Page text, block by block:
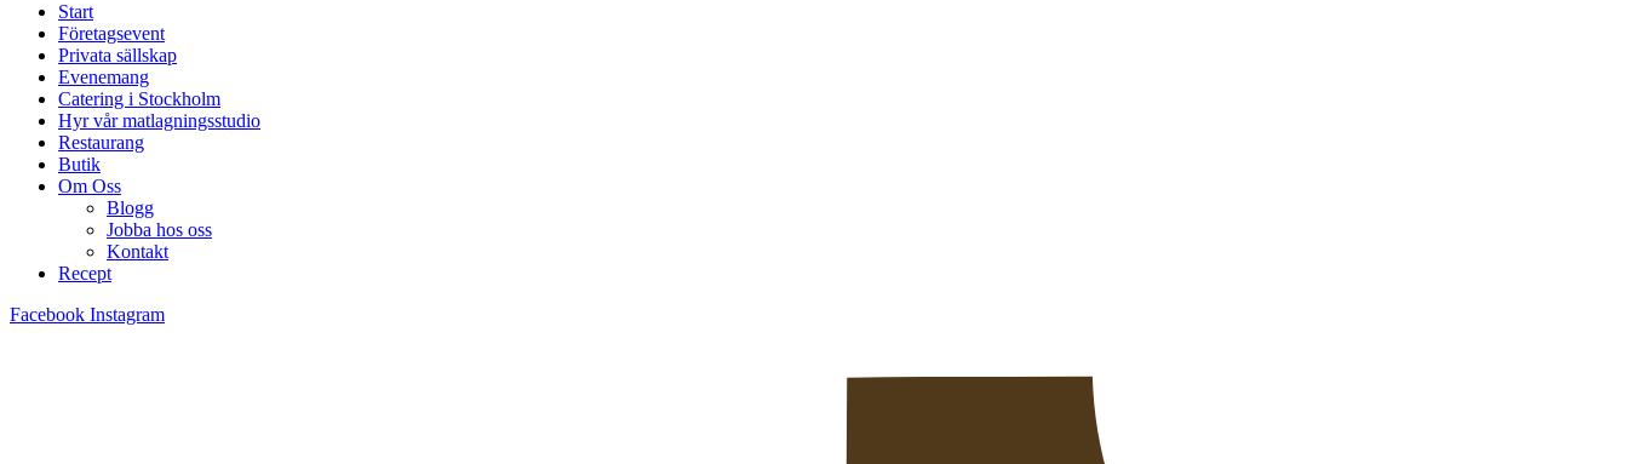
Start
Företagsevent
Privata sällskap
Evenemang
Catering i Stockholm
Hyr vår matlagningsstudio
Restaurang
Butik
Om Oss
Blogg
Jobba hos oss
Kontakt
Recept
Facebook Instagram